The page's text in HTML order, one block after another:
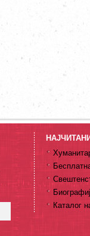
Каталог